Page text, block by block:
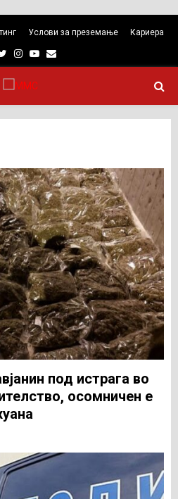
Услови за преземање Кариера
TwitterInstagram
Youtube
Email
под истрага во
осомничен е